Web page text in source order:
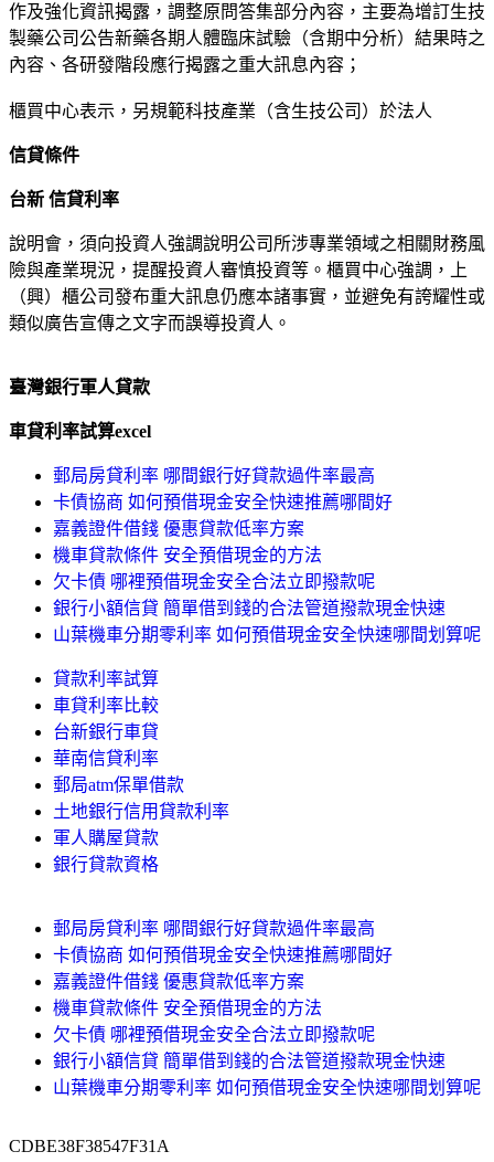
作及強化資訊揭露，調整原問答集部分內容，主要為增訂生技
製藥公司公告新藥各期人體臨床試驗（含期中分析）結果時之
內容、各研發階段應行揭露之重大訊息內容；
櫃買中心表示，另規範科技產業（含生技公司）於法人
信貸條件
台新 信貸利率
說明會，須向投資人強調說明公司所涉專業領域之相關財務風
險與產業現況，提醒投資人審慎投資等。櫃買中心強調，上
（興）櫃公司發布重大訊息仍應本諸事實，並避免有誇耀性或
類似廣告宣傳之文字而誤導投資人。
臺灣銀行軍人貸款
車貸利率試算excel
郵局房貸利率 哪間銀行好貸款過件率最高
卡債協商 如何預借現金安全快速推薦哪間好
嘉義證件借錢 優惠貸款低率方案
機車貸款條件 安全預借現金的方法
欠卡債 哪裡預借現金安全合法立即撥款呢
銀行小額信貸 簡單借到錢的合法管道撥款現金快速
山葉機車分期零利率 如何預借現金安全快速哪間划算呢
貸款利率試算
車貸利率比較
台新銀行車貸
華南信貸利率
郵局atm保單借款
土地銀行信用貸款利率
軍人購屋貸款
銀行貸款資格
郵局房貸利率 哪間銀行好貸款過件率最高
卡債協商 如何預借現金安全快速推薦哪間好
嘉義證件借錢 優惠貸款低率方案
機車貸款條件 安全預借現金的方法
欠卡債 哪裡預借現金安全合法立即撥款呢
銀行小額信貸 簡單借到錢的合法管道撥款現金快速
山葉機車分期零利率 如何預借現金安全快速哪間划算呢
CDBE38F38547F31A